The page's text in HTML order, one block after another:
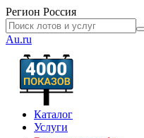
Регион Россия
Au.ru
Каталог
Услуги